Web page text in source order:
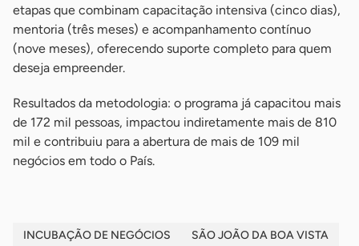
etapas que combinam capacitação intensiva (cinco dias),
mentoria (três meses) e acompanhamento contínuo
(nove meses), oferecendo suporte completo para quem
deseja empreender.
Resultados da metodologia: o programa já capacitou mais
de 172 mil pessoas, impactou indiretamente mais de 810
mil e contribuiu para a abertura de mais de 109 mil
negócios em todo o País.
INCUBAÇÃO DE NEGÓCIOS
SÃO JOÃO DA BOA VISTA